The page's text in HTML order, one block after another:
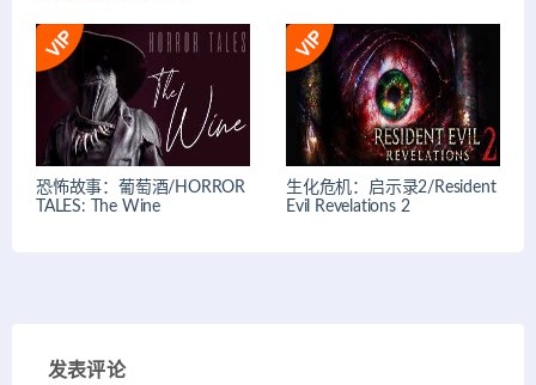
恐怖故事：葡萄酒/HORROR
TALES: The Wine
生化危机：启示录2/Resident
Evil Revelations 2
发表评论